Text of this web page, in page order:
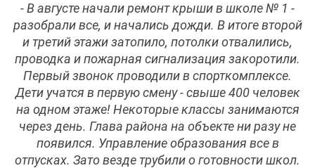
- В августе начали ремонт крыши в школе № 1 -
разобрали все, и начались дожди. В итоге второй
и третий этажи затопило, потолки отвалились,
проводка и пожарная сигнализация закоротили.
Первый звонок проводили в спорткомплексе.
Дети учатся в первую смену - свыше 400 человек
на одном этаже! Некоторые классы занимаются
через день. Глава района на объекте ни разу не
появился. Управление образования все в
отпусках. Зато везде трубили о готовности школ.